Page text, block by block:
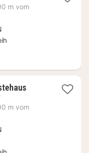
m vom
m vom